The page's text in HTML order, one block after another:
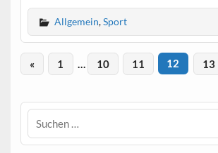
Allgemein,Sport
« 1 10 11 12 13